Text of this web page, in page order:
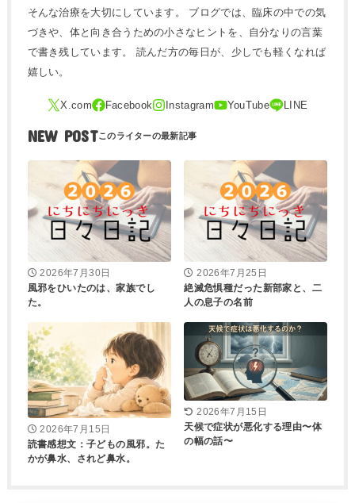
そんな治療を大切にしています。 ブログでは、臨床の中での気
づきや、体と向き合うための小さなヒントを、自分なりの言葉
で書き残しています。 読んだ方の毎日が、少しでも軽くなれば
嬉しい。
NEW POST
2026年7月30日
風邪をひいたのは、家族でし
た。
2026年7月25日
絶滅危惧種だった新部家と、二
人の息子の名前
2026年7月15日
読書感想文：子どもの風邪。た
かが鼻水、されど鼻水。
2026年7月15日
天候で症状が悪化する理由〜体
の幅の話〜